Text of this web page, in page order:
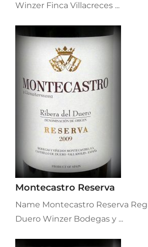
Winzer Finca Villacreces ...
Montecastro Reserva
Name Montecastro Reserva
Duero Winzer Bodegas y ...